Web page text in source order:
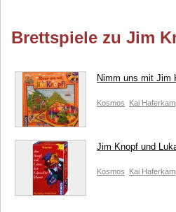
Brettspiele zu Jim
Nimm uns mit Jim
Kosmos Kai
Jim Knopf und
Kosmos Kai